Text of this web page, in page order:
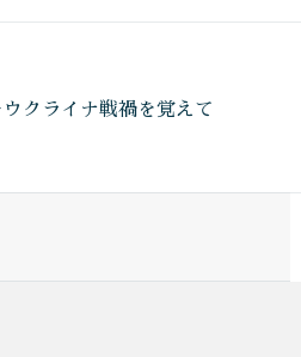
クライナ戦禍を覚えて